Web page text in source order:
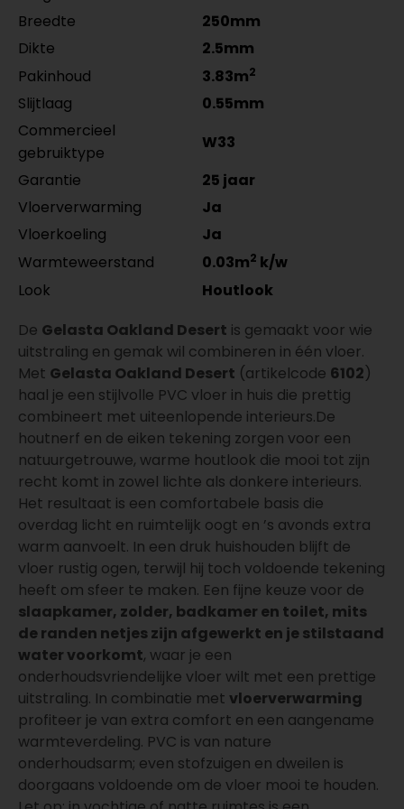
Breedte
250mm
Dikte
2.5mm
Pakinhoud
3.83m2
Slijtlaag
0.55mm
Commercieel
gebruiktype
W33
Garantie
25 jaar
Vloerverwarming
Ja
Vloerkoeling
Ja
Warmteweerstand
0.03m2 k/w
Look
Houtlook
De Gelasta Oakland Desert is gemaakt voor wie
uitstraling en gemak wil combineren in één vloer.
Met Gelasta Oakland Desert (artikelcode 6102)
haal je een stijlvolle PVC vloer in huis die prettig
combineert met uiteenlopende interieurs.De
houtnerf en de eiken tekening zorgen voor een
natuurgetrouwe, warme houtlook die mooi tot zijn
recht komt in zowel lichte als donkere interieurs.
Het resultaat is een comfortabele basis die
overdag licht en ruimtelijk oogt en ’s avonds extra
warm aanvoelt. In een druk huishouden blijft de
vloer rustig ogen, terwijl hij toch voldoende tekening
heeft om sfeer te maken. Een fijne keuze voor de
slaapkamer, zolder, badkamer en toilet, mits
de randen netjes zijn afgewerkt en je stilstaand
water voorkomt, waar je een
onderhoudsvriendelijke vloer wilt met een prettige
uitstraling. In combinatie met vloerverwarming
profiteer je van extra comfort en een aangename
warmteverdeling. PVC is van nature
onderhoudsarm; even stofzuigen en dweilen is
doorgaans voldoende om de vloer mooi te houden.